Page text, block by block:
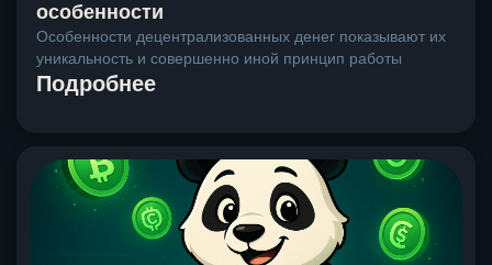
особенности
Особенности децентрализованных денег показывают их
уникальность и совершенно иной принцип работы
Подробнее